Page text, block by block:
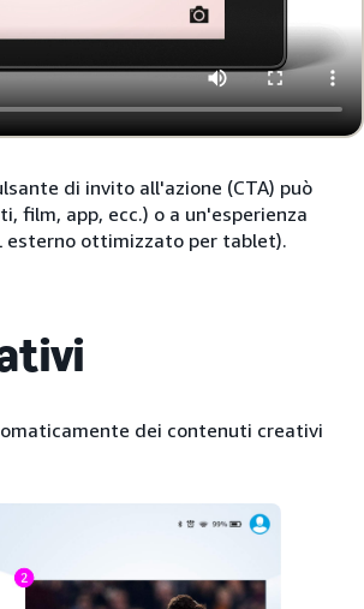
di invito all'azione (CTA) può
film, app, ecc.) o a un'esperienza
esterno ottimizzato per tablet).
dei contenuti creativi